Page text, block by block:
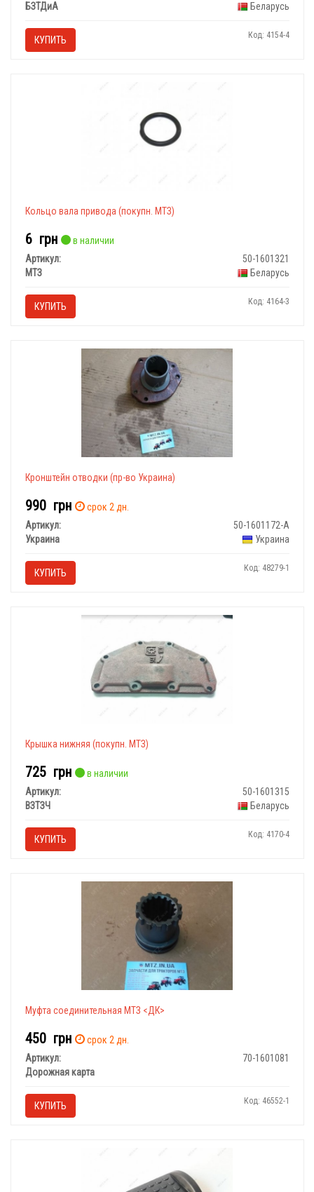
БЗТДиА
Беларусь
КУПИТЬ Код: 4154-4
Кольцо вала привода (покупн. МТЗ)
6 грн
в наличии
Артикул:
50-1601321
МТЗ
Беларусь
КУПИТЬ Код: 4164-3
Кронштейн отводки (пр-во Украина)
990 грн
срок 2 дн.
Артикул:
50-1601172-А
Украина
Украина
КУПИТЬ Код: 48279-1
Крышка нижняя (покупн. МТЗ)
725 грн
в наличии
Артикул:
50-1601315
ВЗТЗЧ
Беларусь
КУПИТЬ Код: 4170-4
Муфта соединительная МТЗ <ДК>
450 грн
срок 2 дн.
Артикул:
70-1601081
Дорожная карта
КУПИТЬ Код: 46552-1